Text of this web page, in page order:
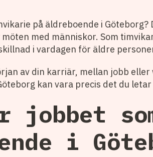
på äldreboende i
med människor. Som
i vardagen för äldre
av din karriär, mellan jobb
kan vara precis det du
jobbet
i